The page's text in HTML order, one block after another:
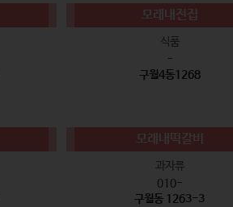
모래내전집
식품
-
구월4동1268
모래내떡갈비
과자류
010-
구월동 1263-3